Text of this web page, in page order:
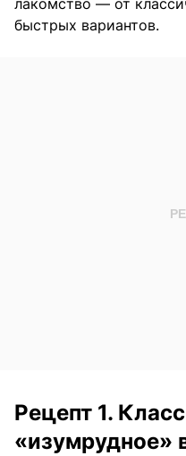
лакомство — от
быстрых вариантов.
Рецепт 1.
«изумрудное»